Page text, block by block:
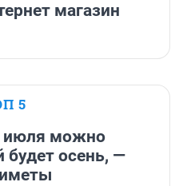
магазин
5
июля можно
будет осень, —